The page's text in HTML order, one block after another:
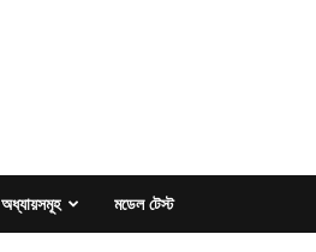
অধ্যায়সমূহ মডেল টেস্ট